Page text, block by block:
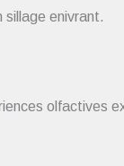
sillage enivrant.
olfactives